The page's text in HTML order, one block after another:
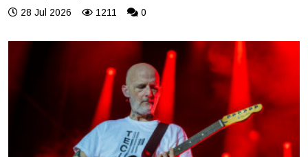
28 Jul 2026
1211 0